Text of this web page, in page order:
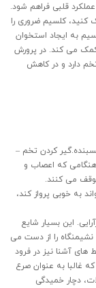
قلبی فراهم شود.
کنید، کلسیم ضروری را
به ایجاد استخوان
می کند. در پرورش
دارد و در کاهش
کردن تخم –
هنگامی که اعصاب و
می کنند.
به خوبی پرواز کند،
این بسیار شایع
را از دست می
آشنا نیز در فرود
غالبا به عنوان صرع
دچار خمیدگی